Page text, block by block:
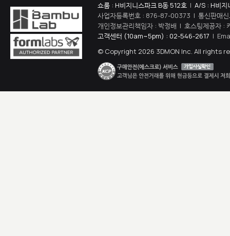
쇼룸 : H비지니스파크 B동 512호 | A/S : H비지
사업자등록번호 : 876-87-00373 | 통신판매
개인정보관리책임자 : 박정배 | 호스팅제공자 :
고객센터 (10am~5pm) : 02-546-2617 |
© Copyright 2026 3DMON Inc. All rights